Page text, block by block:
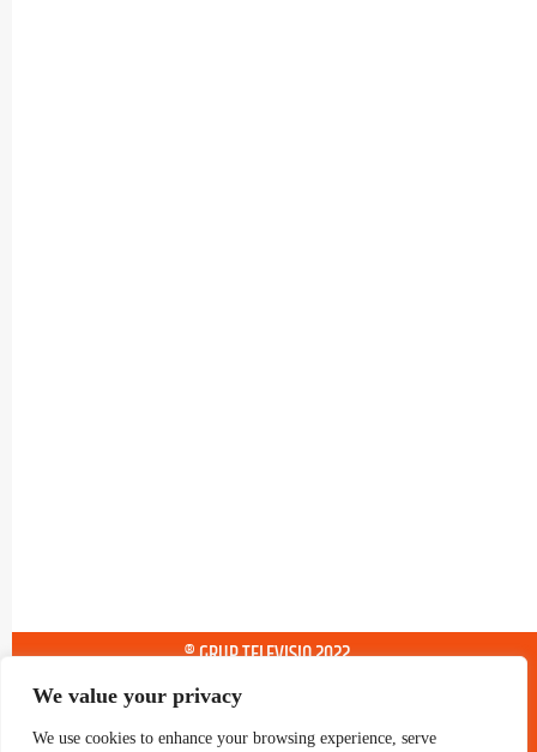
We value your privacy
We use cookies to enhance your browsing experience, serve
® GRUP TELEVISIO 2022.